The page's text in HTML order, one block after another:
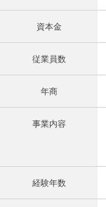
資本金
従業員数
年商
事業内容
経験年数